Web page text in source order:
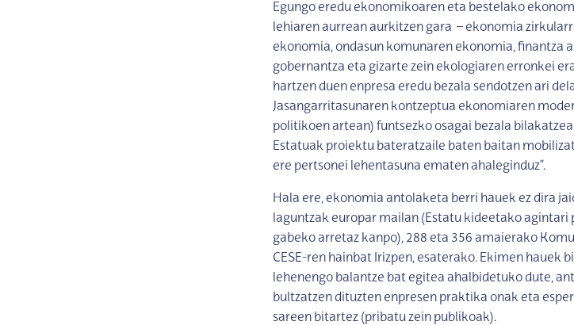
Egungo eredu ekonomikoaren eta bestelako
lehiaren aurrean aurkitzen gara – ekonomia
ekonomia, ondasun komunaren ekonomia, finantza
gobernantza eta gizarte zein ekologiaren erronkei
hartzen duen enpresa eredu bezala sendotzen ari
Jasangarritasunaren kontzeptua ekonomiaren
politikoen artean) funtsezko osagai bezala
Estatuak proiektu bateratzaile baten baitan
ere pertsonei lehentasuna ematen ahaleginduz”.
Hala ere, ekonomia antolaketa berri hauek ez dira
laguntzak europar mailan (Estatu kideetako
gabeko arretaz kanpo), 288 eta 356 amaierako
CESE-ren hainbat Irizpen, esaterako. Ekimen hauek
lehenengo balantze bat egitea ahalbidetuko dute,
bultzatzen dituzten enpresen praktika onak eta
sareen bitartez (pribatu zein publikoak).